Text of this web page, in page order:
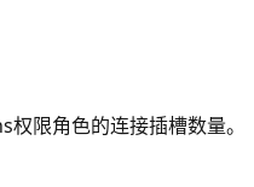
限角色的连接插槽数量。